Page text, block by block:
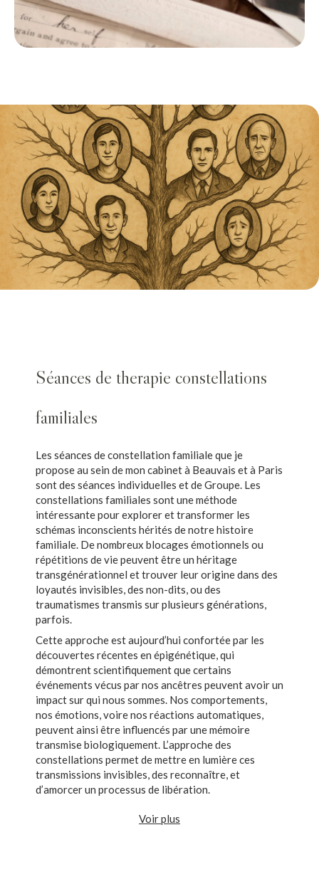
Séances de therapie constellations
familiales
Les séances de constellation familiale que je
propose au sein de mon cabinet à Beauvais et à Paris
sont des séances individuelles et de Groupe. Les
constellations familiales sont une méthode
intéressante pour explorer et transformer les
schémas inconscients hérités de notre histoire
familiale. De nombreux blocages émotionnels ou
répétitions de vie peuvent être un héritage
transgénérationnel et trouver leur origine dans des
loyautés invisibles, des non-dits, ou des
traumatismes transmis sur plusieurs générations,
parfois.
Cette approche est aujourd’hui confortée par les
découvertes récentes en épigénétique, qui
démontrent scientifiquement que certains
événements vécus par nos ancêtres peuvent avoir un
impact sur qui nous sommes. Nos comportements,
nos émotions, voire nos réactions automatiques,
peuvent ainsi être influencés par une mémoire
transmise biologiquement. L’approche des
constellations permet de mettre en lumière ces
transmissions invisibles, des reconnaître, et
d’amorcer un processus de libération.
Voir plus